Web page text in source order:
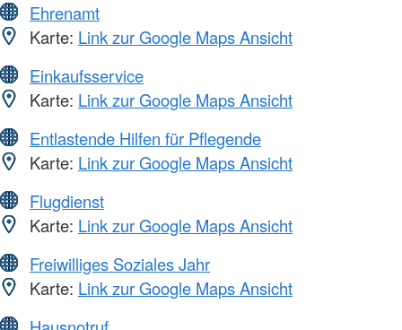
Ehrenamt
Karte: Link zur Google Maps Ansicht
Einkaufsservice
Karte: Link zur Google Maps Ansicht
Entlastende Hilfen für Pflegende
Karte: Link zur Google Maps Ansicht
Flugdienst
Karte: Link zur Google Maps Ansicht
Freiwilliges Soziales Jahr
Karte: Link zur Google Maps Ansicht